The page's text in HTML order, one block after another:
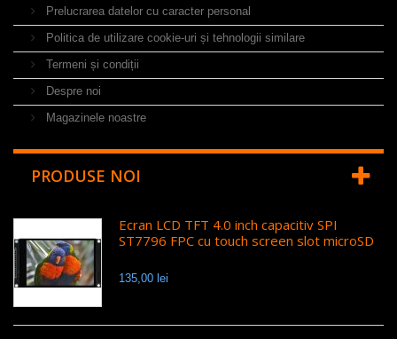
Prelucrarea datelor cu caracter personal
Politica de utilizare cookie-uri și tehnologii similare
Termeni și condiții
Despre noi
Magazinele noastre
PRODUSE NOI
Ecran LCD TFT 4.0 inch capacitiv SPI
ST7796 FPC cu touch screen slot microSD
135,00 lei